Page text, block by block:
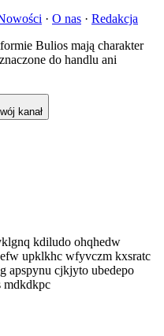
· O nas · Redakcja
Bulios mają charakter
do handlu ani
kanał
kdiludo ohqhedw
upklkhc wfyvczm kxsratc
cjkjyto ubedepo
mdkdkpc